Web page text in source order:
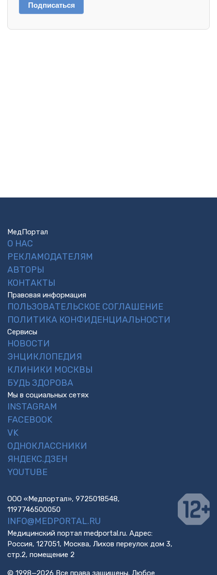
Подписаться
МедПортал
О НАС
РЕКЛАМОДАТЕЛЯМ
АВТОРЫ
КОНТАКТЫ
Правовая информация
ПОЛЬЗОВАТЕЛЬСКОЕ СОГЛАШЕНИЕ
ПОЛИТИКА КОНФИДЕНЦИАЛЬНОСТИ
Сервисы
НОВОСТИ
ЭНЦИКЛОПЕДИЯ
КЛИНИКИ МОСКВЫ
БУДЬ ЗДОРОВА
Мы в социальных сетях
INSTAGRAM
FACEBOOK
VK
ОДНОКЛАССНИКИ
ЯНДЕКС.ДЗЕН
YOUTUBE
ООО «Медпортал», 9725018548,
1197746500050
INFO@MEDPORTAL.RU
Медицинский портал medportal.ru. Адрес:
Россия, 127051, Москва, Лихов переулок дом 3,
стр.2, помещение 2
© 1998—2026 Все права защищены. Любое